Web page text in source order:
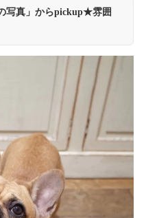
写真」からpickup★雰囲